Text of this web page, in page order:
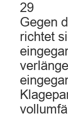
29
Gegen
richtet